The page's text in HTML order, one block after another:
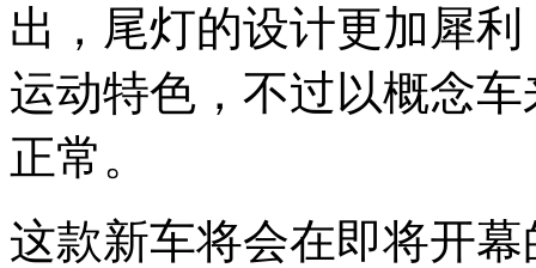
出，尾灯的设计更加犀
运动特色，不过以概念
正常。
这款新车将会在即将开幕